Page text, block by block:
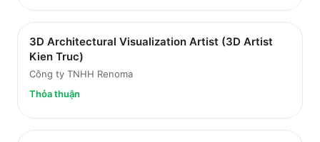
3D Architectural Visualization Artist (3D Artist
Kien Truc)
Công ty TNHH Renoma
Thỏa thuận